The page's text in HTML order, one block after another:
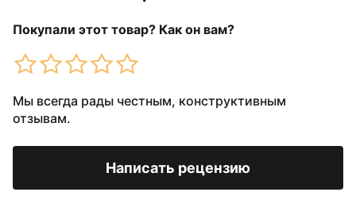
Покупали этот товар? Как он вам?
Мы всегда рады честным, конструктивным
отзывам.
Написать рецензию